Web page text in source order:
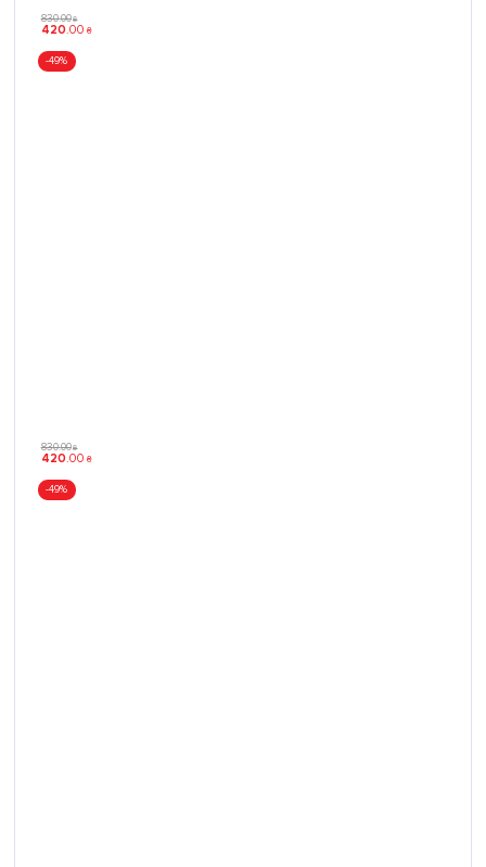
830.00 ₴
420.00 ₴
-49%
830.00 ₴
420.00 ₴
-49%